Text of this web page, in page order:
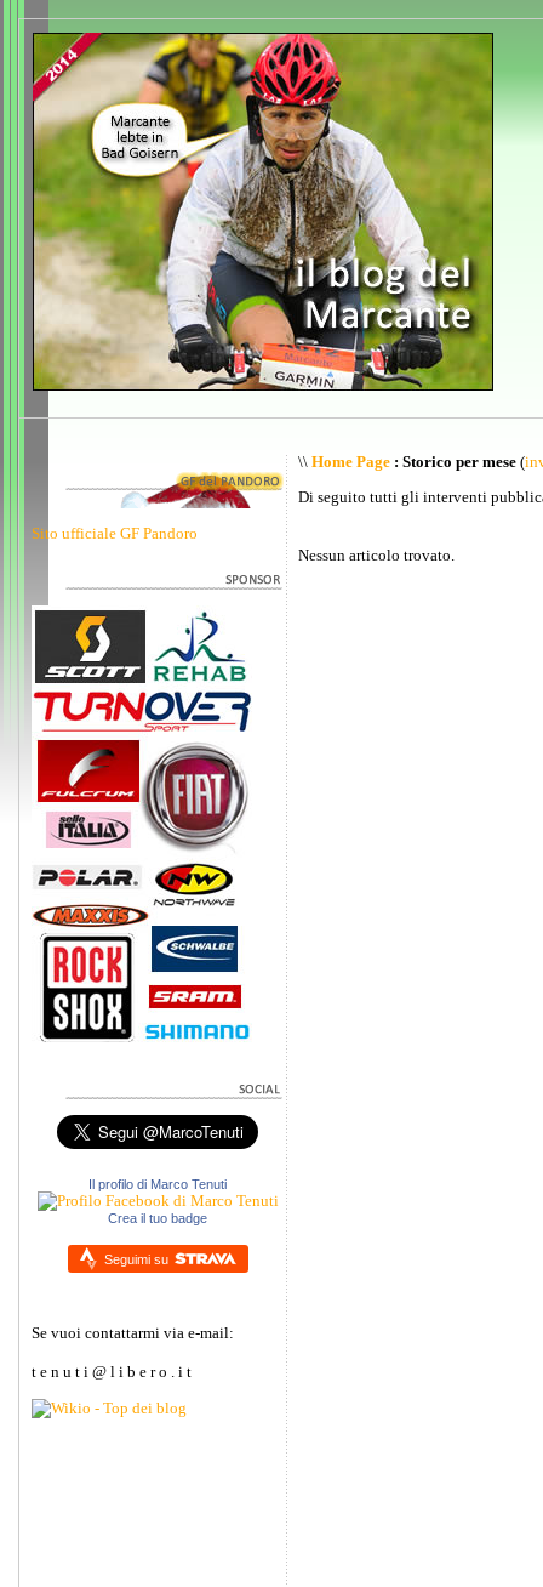
Sito ufficiale GF Pandoro
Il profilo di Marco Tenuti
Crea il tuo badge
Seguimi su
Se vuoi contattarmi via e-mail:
t e n u t i @ l i b e r o . i t
\\ Home Page : Storico per mese (
Di seguito tutti gli interventi
Nessun articolo trovato.